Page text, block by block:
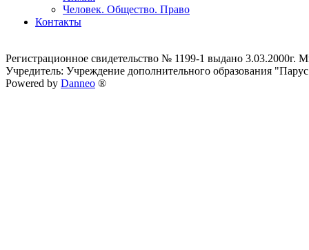
Человек. Общество. Право
Контакты
Регистрационное свидетельство № 1199-1 выдано 3.03.2000г.
Учредитель: Учреждение дополнительного образования
Powered by Danneo ®